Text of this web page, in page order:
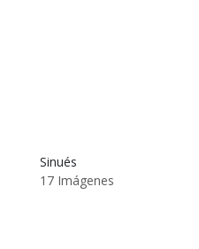
Sinués
17 Imágenes